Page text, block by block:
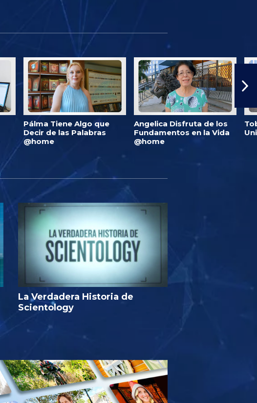
Pálma Tiene Algo que
Decir de las Palabras
@home
Angelica Disfruta de los
Fundamentos en la Vida
@home
La Verdadera Historia de
Scientology